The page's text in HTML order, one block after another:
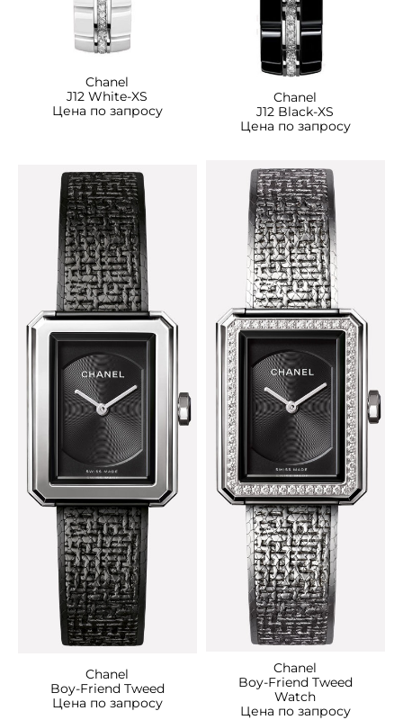
Chanel
J12 White-XS
Цена по запросу
Chanel
J12 Black-XS
Цена по запросу
Chanel
Boy-Friend Tweed
Цена по запросу
Chanel
Boy-Friend Tweed
Watch
Цена по запросу